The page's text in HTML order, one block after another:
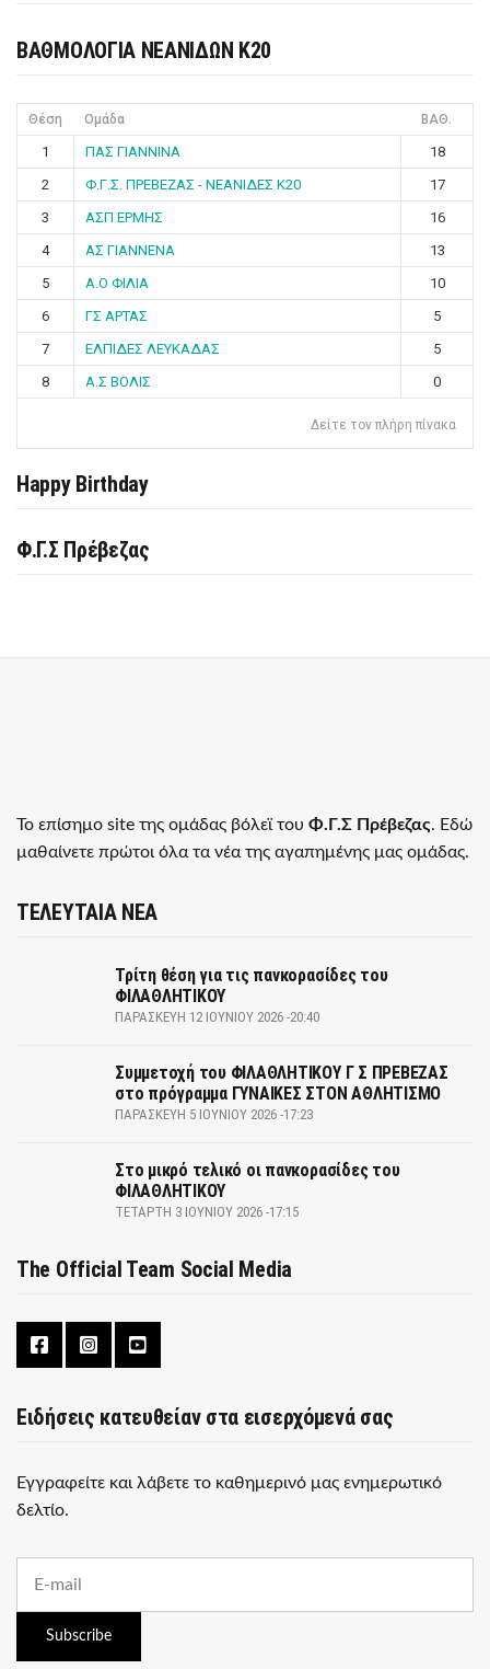
ΒΑΘΜΟΛΟΓΙΑ ΝΕΑΝΙΔΩΝ Κ20
Θέση Ομάδα ΒΑΘ.
1 ΠΑΣ ΓΙΑΝΝΙΝΑ
18
2
Φ.Γ.Σ. ΠΡΕΒΕΖΑΣ - ΝΕΑΝΙΔΕΣ Κ20
17
3
ΑΣΠ ΕΡΜΗΣ
16
4
ΑΣ ΓΙΑΝΝΕΝΑ
13
5
Α.Ο ΦΙΛΙΑ
10
6
ΓΣ ΑΡΤΑΣ
5
7
ΕΛΠΙΔΕΣ ΛΕΥΚΑΔΑΣ
5
8
Α.Σ ΒΟΛΙΣ 0
Δείτε τον πλήρη πίνακα
Happy Birthday
Φ.Γ.Σ Πρέβεζας
Το επίσημο site της ομάδας βόλεϊ του Φ.Γ.Σ Πρέβεζας. Εδώ
μαθαίνετε πρώτοι όλα τα νέα της αγαπημένης μας ομάδας.
ΤΕΛΕΥΤΑΙΑ ΝΕΑ
Τρίτη θέση για τις πανκορασίδες του
ΦΙΛΑΘΛΗΤΙΚΟΥ
ΠΑΡΑΣΚΕΥΉ 12 ΙΟΥΝΊΟΥ 2026 -20:40
Συμμετοχή του ΦΙΛΑΘΛΗΤΙΚΟΥ Γ Σ ΠΡΕΒΕΖΑΣ
στο πρόγραμμα ΓΥΝΑΙΚΕΣ ΣΤΟΝ ΑΘΛΗΤΙΣΜΟ
ΠΑΡΑΣΚΕΥΉ 5 ΙΟΥΝΊΟΥ 2026 -17:23
Στο μικρό τελικό οι πανκορασίδες του
ΦΙΛΑΘΛΗΤΙΚΟΥ
ΤΕΤΆΡΤΗ 3 ΙΟΥΝΊΟΥ 2026 -17:15
The Official Team Social Media
Ειδήσεις κατευθείαν στα εισερχόμενά σας
Εγγραφείτε και λάβετε το καθημερινό μας ενημερωτικό
δελτίο.
a
Subscribe